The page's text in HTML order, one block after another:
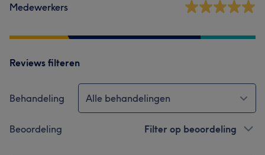
Medewerkers
Reviews filteren
Behandeling Alle behandelingen
Beoordeling Filter op beoordeling